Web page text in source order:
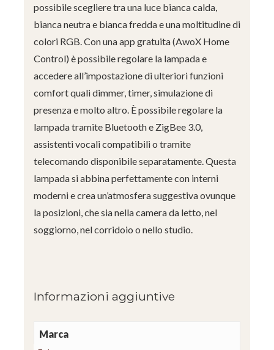
possibile scegliere tra una luce bianca calda,
bianca neutra e bianca fredda e una moltitudine di
colori RGB. Con una app gratuita (AwoX Home
Control) è possibile regolare la lampada e
accedere all’impostazione di ulteriori funzioni
comfort quali dimmer, timer, simulazione di
presenza e molto altro. È possibile regolare la
lampada tramite Bluetooth e ZigBee 3.0,
assistenti vocali compatibili o tramite
telecomando disponibile separatamente. Questa
lampada si abbina perfettamente con interni
moderni e crea un’atmosfera suggestiva ovunque
la posizioni, che sia nella camera da letto, nel
soggiorno, nel corridoio o nello studio.
Informazioni aggiuntive
Marca